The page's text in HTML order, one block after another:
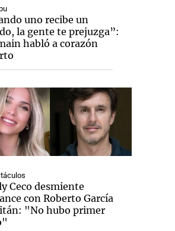
uno recibe un
la gente te prejuzga”:
habló a corazón
Ceco desmiente
con Roberto García
"No hubo primer
Notas